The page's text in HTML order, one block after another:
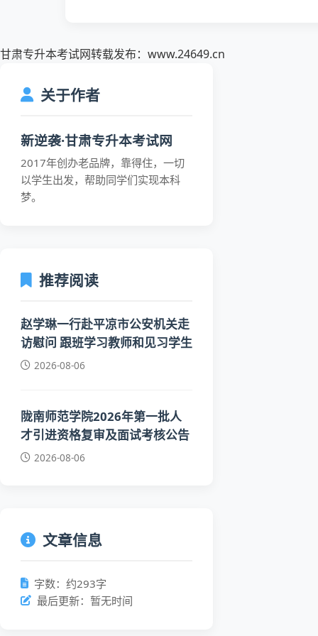
甘肃专升本考试网转载发布：www.24649.cn
关于作者
新逆袭·甘肃专升本考试网
2017年创办老品牌，靠得住，一切
以学生出发，帮助同学们实现本科
梦。
推荐阅读
赵学琳一行赴平凉市公安机关走
访慰问 跟班学习教师和见习学生
2026-08-06
陇南师范学院2026年第一批人
才引进资格复审及面试考核公告
2026-08-06
文章信息
字数：约293字
最后更新：暂无时间